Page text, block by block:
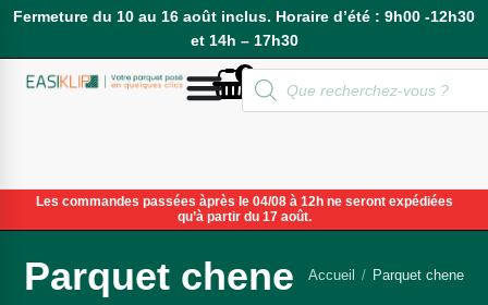
Fermeture du 10 au 16 août inclus. Horaire d’été : 9h00 -12h30
et 14h – 17h30
Compte
0
Les commandes passées àprès le 04/08 à 12h ne seront expédiées
qu’à partir du 17 août.
Parquet chene Accueil / Parquet chene